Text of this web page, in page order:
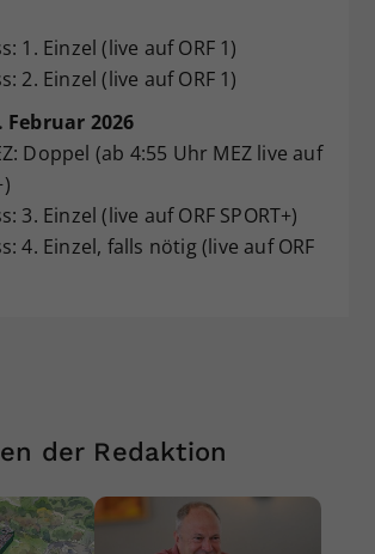
1. Einzel (live auf ORF 1)
2. Einzel (live auf ORF 1)
Februar 2026
Doppel (ab 4:55 Uhr MEZ live auf
3. Einzel (live auf ORF SPORT+)
4. Einzel, falls nötig (live auf ORF
der Redaktion